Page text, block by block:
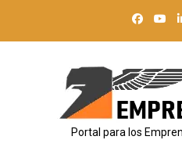
Portal para los